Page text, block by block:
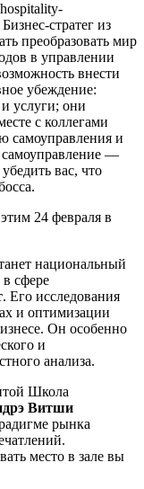
Бизнес-стратег из
преобразовать мир
в управлении
внести
убеждение:
услуги; они
с коллегами
самоуправления и
—
вас, что
24 февраля в
национальный
сфере
. Его исследования
и оптимизации
Он особенно
и
анализа.
Школа
Витши
рынка
место в зале вы